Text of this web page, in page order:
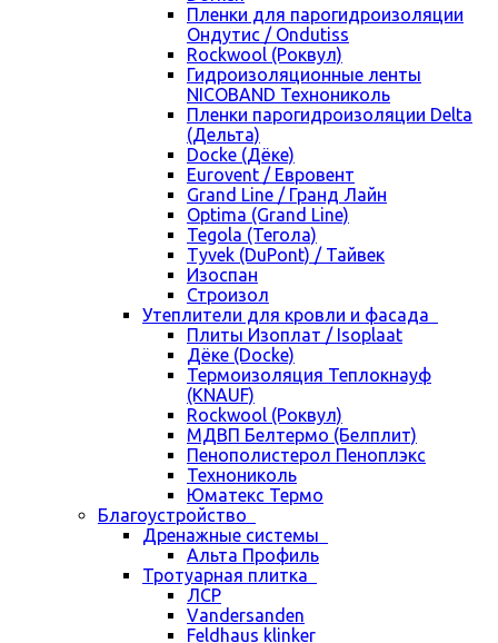
Пленки для парогидроизоляции
Ондутис / Ondutiss
Rockwool (Роквул)
Гидроизоляционные ленты
NICOBAND Технониколь
Пленки парогидроизоляции Delta
(Дельта)
Docke (Дёке)
Eurovent / Евровент
Grand Line / Гранд Лайн
Optima (Grand Line)
Tegola (Тегола)
Tyvek (DuPont) / Тайвек
Изоспан
Строизол
Утеплители для кровли и фасада
Плиты Изоплат / Isoplaat
Дёке (Docke)
Термоизоляция Теплокнауф
(KNAUF)
Rockwool (Роквул)
МДВП Белтермо (Белплит)
Пенополистерол Пеноплэкс
Технониколь
Юматекс Термо
Благоустройство
Дренажные системы
Альта Профиль
Тротуарная плитка
ЛСР
Vandersanden
Feldhaus klinker